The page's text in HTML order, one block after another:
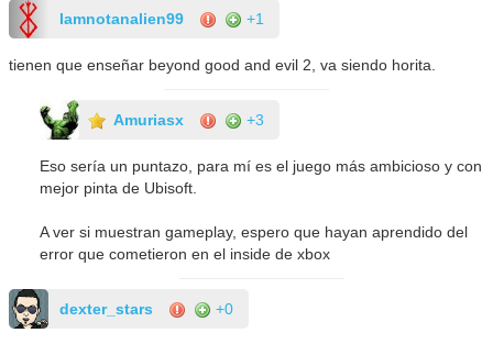
Iamnotanalien99 +1
tienen que enseñar beyond good and evil 2, va siendo horita.
Amuriasx +3
Eso sería un puntazo, para mí es el juego más ambicioso y con
mejor pinta de Ubisoft.
A ver si muestran gameplay, espero que hayan aprendido del
error que cometieron en el inside de xbox
dexter_stars +0